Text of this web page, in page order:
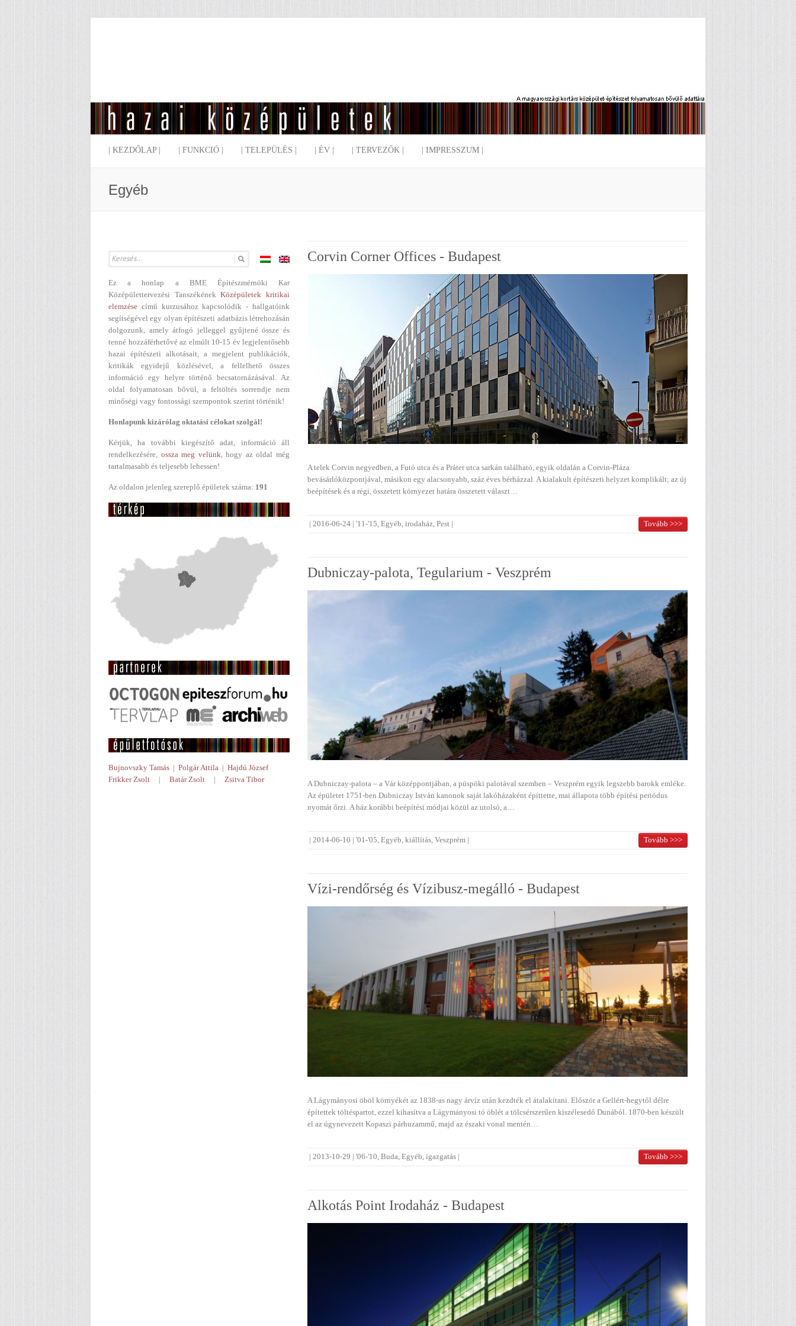
| KEZDŐLAP | | FUNKCIÓ | | TELEPÜLÉS | | ÉV | | TERVEZŐK | | IMPRESSZUM |
Egyéb
Corvin Corner Offices - Budapest
A telek Corvin negyedben, a Futó utca és a Práter utca sarkán található, egyik oldalán a Corvin-Pláza
bevásárlóközpontjával, másikon egy alacsonyabb, száz éves bérházzal. A kialakult építészeti helyzet komplikált; az új
beépítések és a régi, összetett környezet határa összetett választ…
|2016-06-24 |'11-'15,Egyéb,irodaház,Pest | Tovább >>>
Dubniczay-palota, Tegularium - Veszprém
A Dubniczay-palota – a Vár középpontjában, a püspöki palotával szemben – Veszprém egyik legszebb barokk emléke.
Az épületet 1751-ben Dubniczay István kanonok saját lakóházaként építtette, mai állapota több építési periódus
nyomát őrzi. A ház korábbi beépítési módjai közül az utolsó, a…
|2014-06-10 |'01-'05,Egyéb,kiállítás,Veszprém | Tovább >>>
Vízi-rendőrség és Vízibusz-megálló - Budapest
A Lágymányosi öböl környékét az 1838-as nagy árvíz után kezdték el átalakítani. Először a Gellért-hegytől délre
építettek töltéspartot, ezzel kihasítva a Lágymányosi tó öblét a tölcsérszerűen kiszélesedő Dunából. 1870-ben készült
el az úgynevezett Kopaszi párhuzammű, majd az északi vonal mentén…
| 2013-10-29 |'06-'10 ,Buda ,Egyéb ,igazgatás | Tovább >>>
Alkotás Point Irodaház - Budapest
Ez a honlap a BME Építészmérnöki Kar
Középülettervezési TanszékénekKözépületek kritikai
elemzése című kurzusához kapcsolódik - hallgatóink
segítségével egy olyan építészeti adatbázis létrehozásán
dolgozunk, amely átfogó jelleggel gyűjtené össze és
tenné hozzáférhetővé az elmúlt 10-15 év legjelentősebb
hazai építészeti alkotásait, a megjelent publikációk,
kritikák egyidejű közlésével, a fellelhető összes
információ egy helyre történő becsatornázásával. Az
oldal folyamatosan bővül, a feltöltés sorrendje nem
minőségi vagy fontossági szempontok szerint történik!
Honlapunk kizárólag oktatási célokat szolgál!
Kérjük, ha további kiegészítő adat, információ áll
rendelkezésére, ossza meg velünk, hogy az oldal még
tartalmasabb és teljesebb lehessen!
Az oldalon jelenleg szereplő épületek száma: 191
Bujnovszky Tamás | Polgár Attila | Hajdú József
Frikker Zsolt | Batár Zsolt | Zsitva Tibor